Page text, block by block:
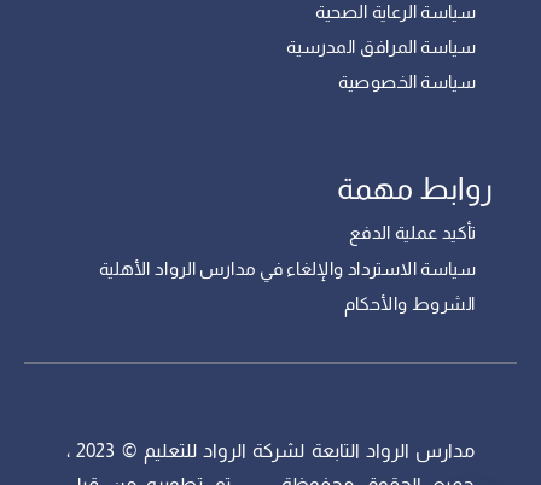
سياسة الرعاية الصحية
سياسة المرافق المدرسية
سياسة الخصوصية
روابط مهمة
تأكيد عملية الدفع
سياسة الاسترداد والإلغاء في مدارس الرواد الأهلية
الشروط والأحكام
مدارس الرواد التابعة لشركة الرواد للتعليم © 2023 ،